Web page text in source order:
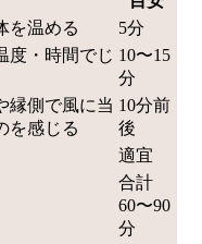
を温める 5分
度・時間でじ 10〜15
分
縁側で風に当
を感じる
10分前
後
適宜
合計
60〜90
分